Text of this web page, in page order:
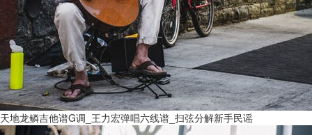
天地龙鳞吉他谱G调_王力宏弹唱六线谱_扫弦分解新手民谣